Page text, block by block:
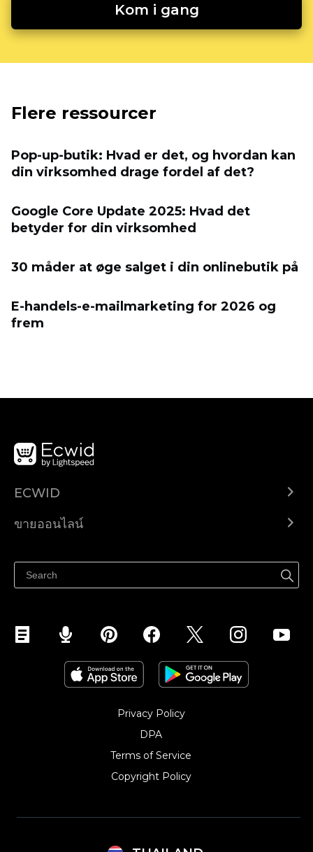
Kom i gang
Flere ressourcer
Pop-up-butik: Hvad er det, og hvordan kan
din virksomhed drage fordel af det?
Google Core Update 2025: Hvad det
betyder for din virksomhed
30 måder at øge salget i din onlinebutik på
E-handels-e-mailmarketing for 2026 og
frem
ECWID
ราคา
ขายออนไลน์
ขายบนเฟสบุ๊ค
Privacy Policy
DPA
Terms of Service
Copyright Policy‎